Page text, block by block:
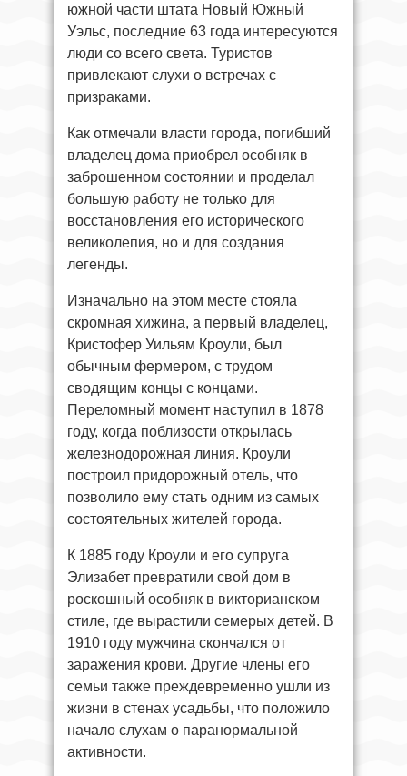
южной части штата Новый Южный
Уэльс, последние 63 года интересуются
люди со всего света. Туристов
привлекают слухи о встречах с
призраками.
Как отмечали власти города, погибший
владелец дома приобрел особняк в
заброшенном состоянии и проделал
большую работу не только для
восстановления его исторического
великолепия, но и для создания
легенды.
Изначально на этом месте стояла
скромная хижина, а первый владелец,
Кристофер Уильям Кроули, был
обычным фермером, с трудом
сводящим концы с концами.
Переломный момент наступил в 1878
году, когда поблизости открылась
железнодорожная линия. Кроули
построил придорожный отель, что
позволило ему стать одним из самых
состоятельных жителей города.
К 1885 году Кроули и его супруга
Элизабет превратили свой дом в
роскошный особняк в викторианском
стиле, где вырастили семерых детей. В
1910 году мужчина скончался от
заражения крови. Другие члены его
семьи также преждевременно ушли из
жизни в стенах усадьбы, что положило
начало слухам о паранормальной
активности.